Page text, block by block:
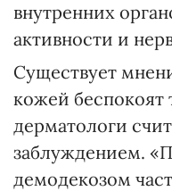
внутренних
активности и
Существует
кожей
дерматологи
заблуждением.
демодекозом